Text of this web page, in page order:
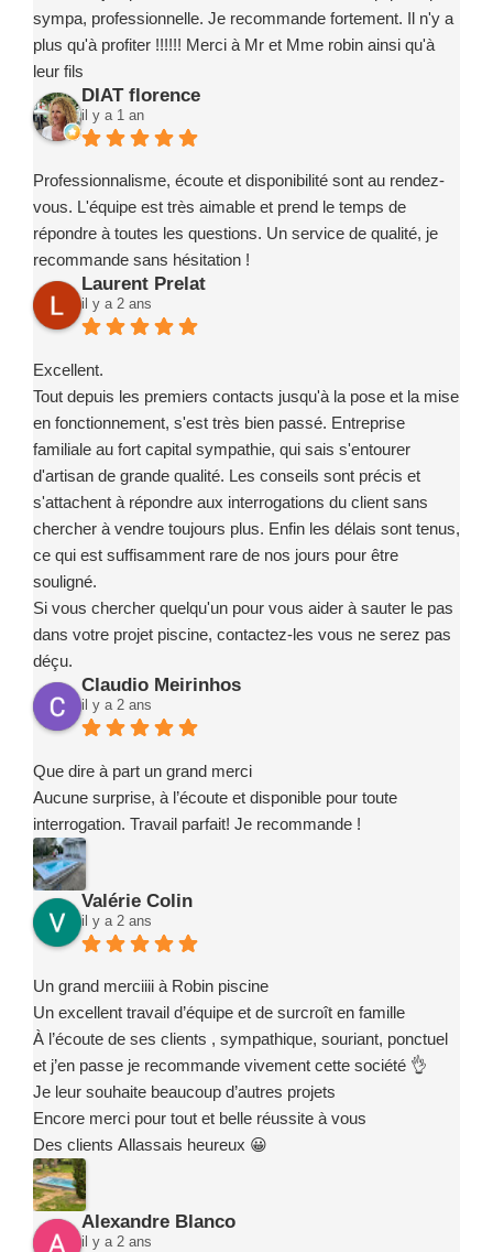
sympa, professionnelle. Je recommande fortement. Il n'y a
plus qu'à profiter !!!!!! Merci à Mr et Mme robin ainsi qu'à
leur fils
DIAT florence
il y a 1 an
Professionnalisme, écoute et disponibilité sont au rendez-
vous. L'équipe est très aimable et prend le temps de
répondre à toutes les questions. Un service de qualité, je
recommande sans hésitation !
Laurent Prelat
il y a 2 ans
Excellent.
Tout depuis les premiers contacts jusqu'à la pose et la mise
en fonctionnement, s'est très bien passé. Entreprise
familiale au fort capital sympathie, qui sais s'entourer
d'artisan de grande qualité. Les conseils sont précis et
s'attachent à répondre aux interrogations du client sans
chercher à vendre toujours plus. Enfin les délais sont tenus,
ce qui est suffisamment rare de nos jours pour être
souligné.
Si vous chercher quelqu'un pour vous aider à sauter le pas
dans votre projet piscine, contactez-les vous ne serez pas
déçu.
Claudio Meirinhos
il y a 2 ans
Que dire à part un grand merci
Aucune surprise, à l’écoute et disponible pour toute
interrogation. Travail parfait! Je recommande !
Valérie Colin
il y a 2 ans
Un grand merciiii à Robin piscine
Un excellent travail d’équipe et de surcroît en famille
À l’écoute de ses clients , sympathique, souriant, ponctuel
et j’en passe je recommande vivement cette société 👌
Je leur souhaite beaucoup d’autres projets
Encore merci pour tout et belle réussite à vous
Des clients Allassais heureux 😀
Alexandre Blanco
il y a 2 ans